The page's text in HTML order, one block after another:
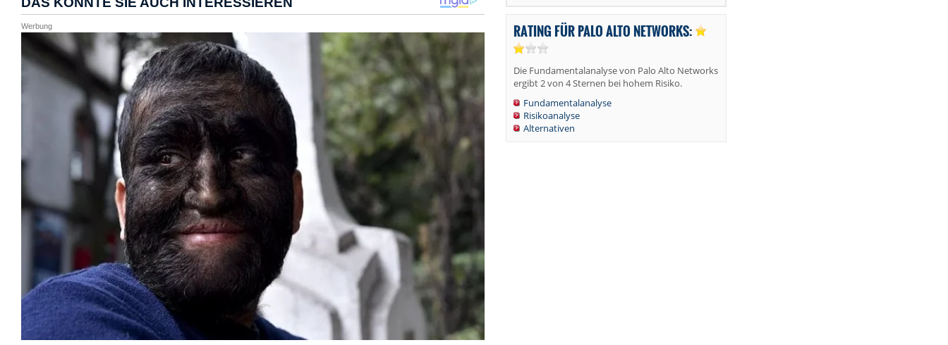
RATING FÜR PALO ALTO NETWORKS:
Die Fundamentalanalyse von Palo Alto Networks
ergibt 2 von 4 Sternen bei hohem Risiko.
Fundamentalanalyse
Risikoanalyse
Alternativen